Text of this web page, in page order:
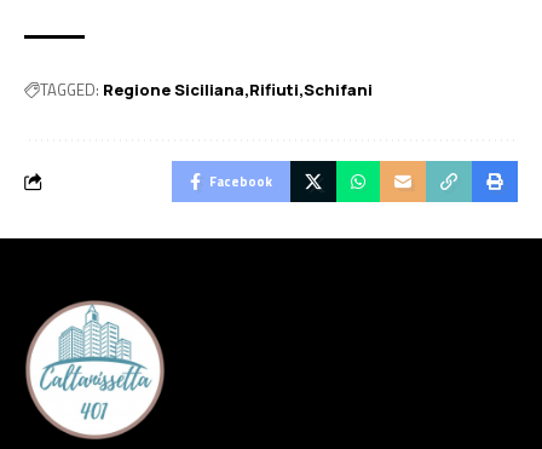
TAGGED: Regione Siciliana Rifiuti Schifani
Facebook